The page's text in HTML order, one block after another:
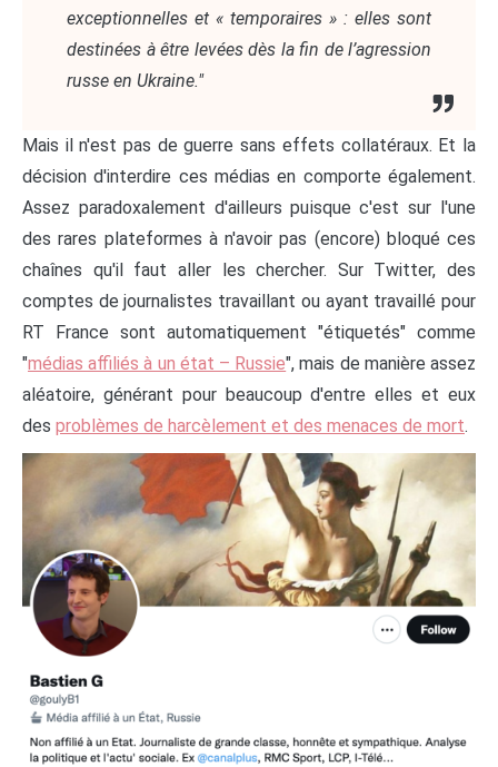
exceptionnelles et « temporaires » : elles sont
destinées à être levées dès la fin de l’agression
russe en Ukraine."
Mais il n'est pas de guerre sans effets collatéraux. Et la
décision d'interdire ces médias en comporte également.
Assez paradoxalement d'ailleurs puisque c'est sur l'une
des rares plateformes à n'avoir pas (encore) bloqué ces
chaînes qu'il faut aller les chercher. Sur Twitter, des
comptes de journalistes travaillant ou ayant travaillé pour
RT France sont automatiquement "étiquetés" comme
"médias affiliés à un état – Russie", mais de manière assez
aléatoire, générant pour beaucoup d'entre elles et eux
des problèmes de harcèlement et des menaces de mort.